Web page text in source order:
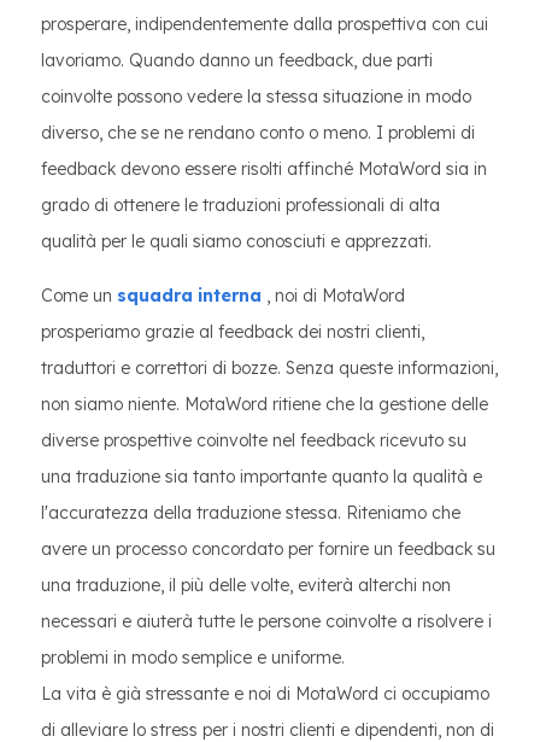
prosperare, indipendentemente dalla prospettiva con cui
lavoriamo. Quando danno un feedback, due parti
coinvolte possono vedere la stessa situazione in modo
diverso, che se ne rendano conto o meno. I problemi di
feedback devono essere risolti affinché MotaWord sia in
grado di ottenere le traduzioni professionali di alta
qualità per le quali siamo conosciuti e apprezzati.
Come un squadra interna , noi di MotaWord
prosperiamo grazie al feedback dei nostri clienti,
traduttori e correttori di bozze. Senza queste informazioni,
non siamo niente. MotaWord ritiene che la gestione delle
diverse prospettive coinvolte nel feedback ricevuto su
una traduzione sia tanto importante quanto la qualità e
l'accuratezza della traduzione stessa. Riteniamo che
avere un processo concordato per fornire un feedback su
una traduzione, il più delle volte, eviterà alterchi non
necessari e aiuterà tutte le persone coinvolte a risolvere i
problemi in modo semplice e uniforme.
La vita è già stressante e noi di MotaWord ci occupiamo
di alleviare lo stress per i nostri clienti e dipendenti, non di